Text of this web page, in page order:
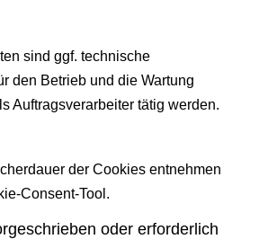
sind ggf. technische
den Betrieb und die Wartung
Auftragsverarbeiter tätig werden.
der Cookies entnehmen
Consent-Tool.
oder erforderlich